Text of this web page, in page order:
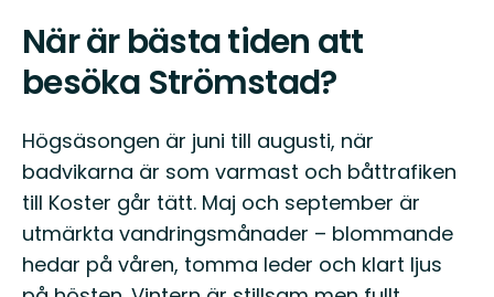
När är bästa tiden att
besöka Strömstad?
Högsäsongen är juni till augusti, när
badvikarna är som varmast och båttrafiken
till Koster går tätt. Maj och september är
utmärkta vandringsmånader – blommande
hedar på våren, tomma leder och klart ljus